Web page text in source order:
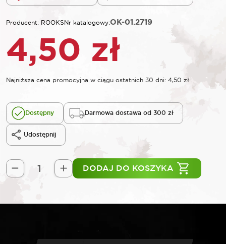
Producent: ROOKSNr katalogowy:OK-01.2719
4,50 zł
Najniższa cena promocyjna w ciągu ostatnich 30 dni: 4,50 zł
Dostępny Darmowa dostawa od 300 zł
Udostępnij
ilość
DODAJ DO KOSZYKA